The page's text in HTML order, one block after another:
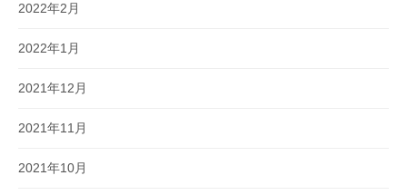
2022年2月
2022年1月
2021年12月
2021年11月
2021年10月